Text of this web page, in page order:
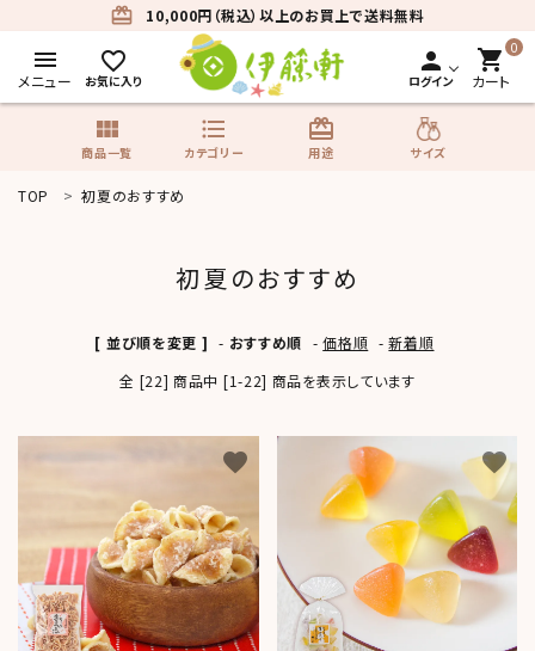
card_giftcard 10,000円（税込）以上のお買上で送料無料
menu
メニュー
favorite_border
お気に入り
person
ログイン
0
shopping_cart
カート
view_module
商品一覧
format_list_bulleted
カテゴリー
card_giftcard
用途 サイズ
カテゴリーから探す
コンテンツ
おかしのひとりごと
TOP 初夏のおすすめ
初夏のおすすめ
[ 並び順を変更 ] - おすすめ順 -価格順 -新着順
全 [22] 商品中 [1-22] 商品を表示しています
favorite favorite